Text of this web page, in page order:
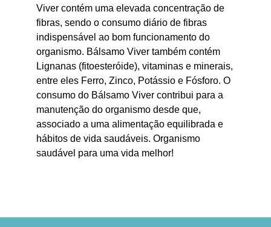
Viver contém uma elevada concentração de
fibras, sendo o consumo diário de fibras
indispensável ao bom funcionamento do
organismo. Bálsamo Viver também contém
Lignanas (fitoesteróide), vitaminas e minerais,
entre eles Ferro, Zinco, Potássio e Fósforo. O
consumo do Bálsamo Viver contribui para a
manutenção do organismo desde que,
associado a uma alimentação equilibrada e
hábitos de vida saudáveis. Organismo
saudável para uma vida melhor!